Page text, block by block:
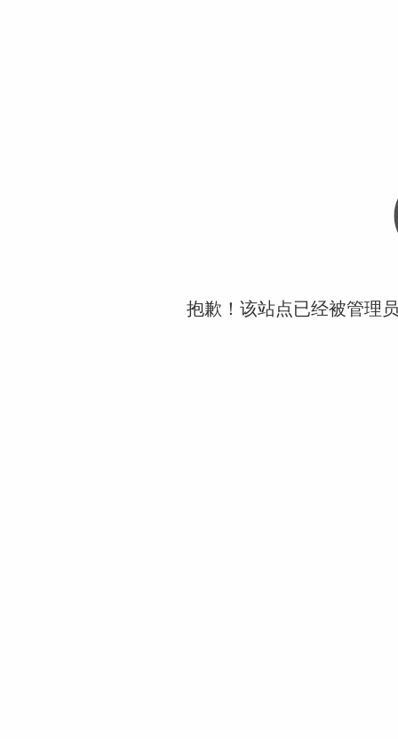
抱歉！该站点已经被管理